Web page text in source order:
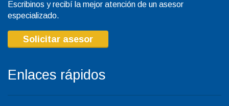
Escribinos y recibí la mejor atención de un asesor
especializado.
Solicitar asesor
Enlaces rápidos